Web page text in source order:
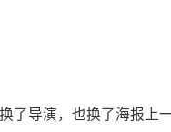
了导演，也换了海报上